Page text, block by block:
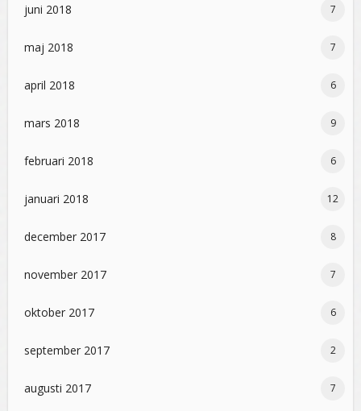
juni 2018 7
maj 2018 7
april 2018 6
mars 2018 9
februari 2018 6
januari 2018 12
december 2017 8
november 2017 7
oktober 2017 6
september 2017 2
augusti 2017 7